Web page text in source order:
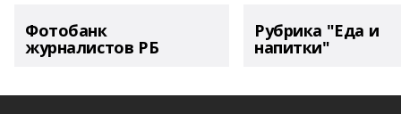
Фотобанк
журналистов РБ
Рубрика "Еда и
напитки"